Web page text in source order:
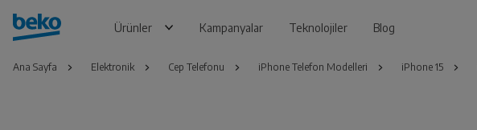
Ürünler Kampanyalar Teknolojiler Blog
Ana Sayfa Elektronik Cep Telefonu iPhone Telefon Modelleri iPhone 15